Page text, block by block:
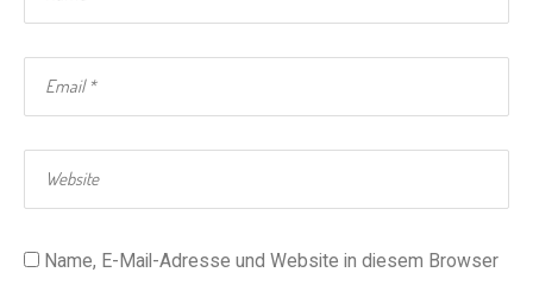
Name, E-Mail-Adresse und Website in diesem Browser